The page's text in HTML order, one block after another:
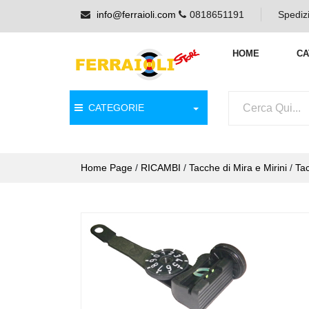
info@ferraioli.com 0818651191
HOME
CATEGORIE
Home Page / RICAMBI / Tacche di Mira e Mirini /